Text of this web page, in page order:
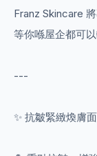
Franz Skincare
等你喺屋企都可
---
✨ 抗皺緊緻煥膚